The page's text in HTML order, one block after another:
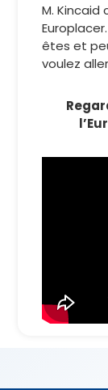
M. Kincaid
êtes et
voulez